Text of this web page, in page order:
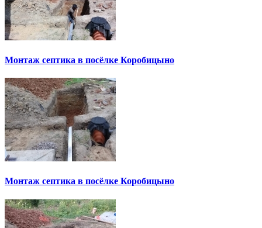
Монтаж септика в посёлке Коробицыно
Монтаж септика в посёлке Коробицыно